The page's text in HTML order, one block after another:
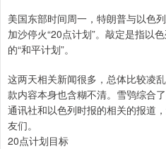
美国东部时间周一，特朗普与以色
加沙停火“20点计划”。敲定是指以
的“和平计划”。
这两天相关新闻很多，总体比较凌
款内容本身也含糊不清。雪鸮综合
通讯社和以色列时报的相关的报道
友们。
20点计划目标